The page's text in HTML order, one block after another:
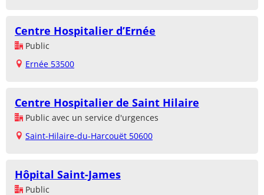
Centre Hospitalier d’Ernée
Public
Ernée 53500
Centre Hospitalier de Saint Hilaire
Public avec un service d'urgences
Saint-Hilaire-du-Harcouët 50600
Hôpital Saint-James
Public